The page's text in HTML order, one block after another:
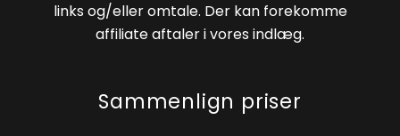
links og/eller omtale. Der kan forekomme
affiliate aftaler i vores indlæg.
Sammenlign priser